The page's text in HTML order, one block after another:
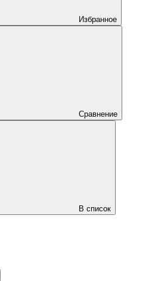
Избранное
Сравнение
В список